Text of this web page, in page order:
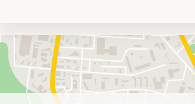
mit
Feuerwehr-